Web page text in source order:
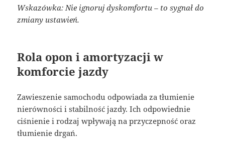
Wskazówka: Nie ignoruj dyskomfortu – to sygnał do
zmiany ustawień.
Rola opon i amortyzacji w
komforcie jazdy
Zawieszenie samochodu odpowiada za tłumienie
nierówności i stabilność jazdy. Ich odpowiednie
ciśnienie i rodzaj wpływają na przyczepność oraz
tłumienie drgań.